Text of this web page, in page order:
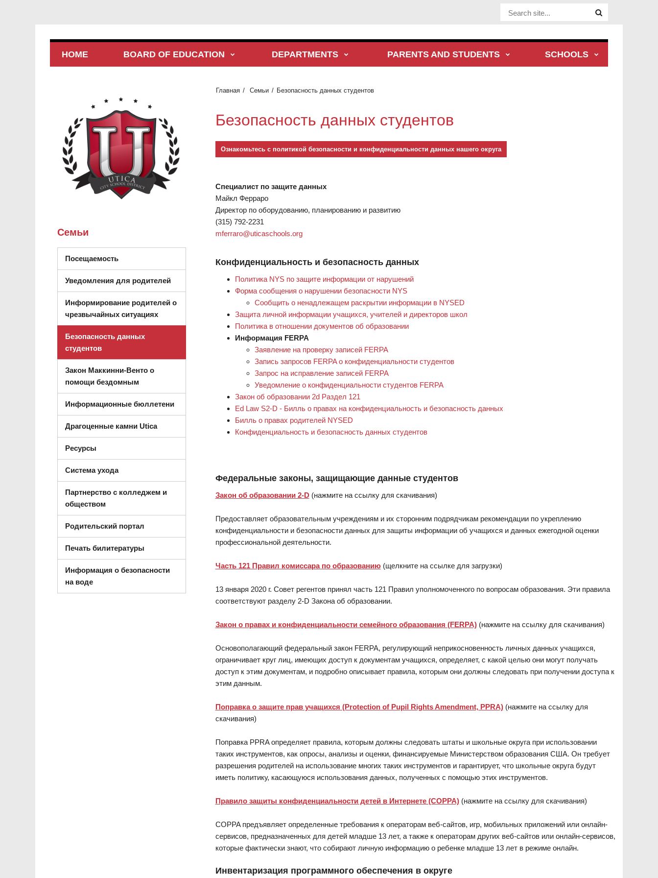
Website Site
HOME BOARD OF EDUCATION DEPARTMENTS PARENTS AND STUDENTS SCHOOLS
Главная Семьи Безопасность данных студентов
Безопасность данных студентов
Ознакомьтесь с политикой безопасности и конфиденциальности данных нашего округа
Специалист по защите данных
Майкл Ферраро
Директор по оборудованию, планированию и развитию
(315) 792-2231
mferraro@uticaschools.org
Конфиденциальность и безопасность данных
Политика NYS по защите информации от нарушений
Форма сообщения о нарушении безопасности NYS
Сообщить о ненадлежащем раскрытии информации в NYSED
Защита личной информации учащихся, учителей и директоров школ
Политика в отношении документов об образовании
Информация FERPA
Заявление на проверку записей FERPA
Запись запросов FERPA о конфиденциальности студентов
Запрос на исправление записей FERPA
Уведомление о конфиденциальности студентов FERPA
Закон об образовании 2d Раздел 121
Ed Law S2-D - Билль о правах на конфиденциальность и безопасность данных
Билль о правах родителей NYSED
Конфиденциальность и безопасность данных студентов
Федеральные законы, защищающие данные студентов
Закон об образовании 2-D(нажмите на ссылку для скачивания)
Предоставляет образовательным учреждениям и их сторонним подрядчикам рекомендации по укреплению
конфиденциальности и безопасности данных для защиты информации об учащихся и данных ежегодной оценки
профессиональной деятельности.
Часть 121 Правил комиссара по образованию(щелкните на ссылке для загрузки)
13 января 2020 г. Совет регентов принял часть 121 Правил уполномоченного по вопросам образования. Эти правила
соответствуют разделу 2-D Закона об образовании.
Закон о правах и конфиденциальности семейного образования (FERPA)(нажмите на ссылку для скачивания)
Основополагающий федеральный закон FERPA, регулирующий неприкосновенность личных данных учащихся,
ограничивает круг лиц, имеющих доступ к документам учащихся, определяет, с какой целью они могут получать
доступ к этим документам, и подробно описывает правила, которым они должны следовать при получении доступа к
этим данным.
Поправка о защите прав учащихся (Protection of Pupil Rights Amendment, PPRA)(нажмите на ссылку для
скачивания)
Поправка PPRA определяет правила, которым должны следовать штаты и школьные округа при использовании
таких инструментов, как опросы, анализы и оценки, финансируемые Министерством образования США. Он требует
разрешения родителей на использование многих таких инструментов и гарантирует, что школьные округа будут
иметь политику, касающуюся использования данных, полученных с помощью этих инструментов.
Правило защиты конфиденциальности детей в Интернете (COPPA)(нажмите на ссылку для скачивания)
COPPA предъявляет определенные требования к операторам веб-сайтов, игр, мобильных приложений или онлайн-
сервисов, предназначенных для детей младше 13 лет, а также к операторам других веб-сайтов или онлайн-сервисов,
которые фактически знают, что собирают личную информацию о ребенке младше 13 лет в режиме онлайн.
Инвентаризация программного обеспечения в округе
Семьи
Посещаемость
Уведомления для родителей
Информирование родителей о
чрезвычайных ситуациях
Безопасность данных
студентов
Закон Маккинни-Венто о
помощи бездомным
Информационные бюллетени
Драгоценные камни Utica
Ресурсы
Система ухода
Партнерство с колледжем и
обществом
Родительский портал
Печать билитературы
Информация о безопасности
на воде